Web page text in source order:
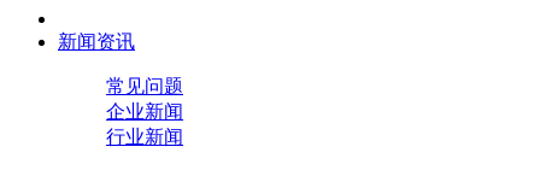
新闻资讯
常见问题
企业新闻
行业新闻